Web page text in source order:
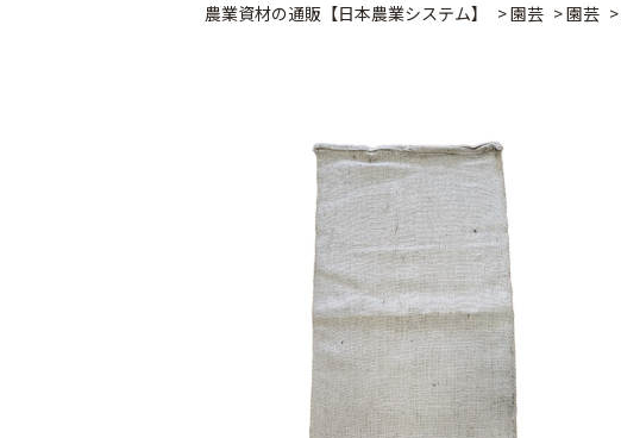
農業資材の通販【日本農業システム】 >園芸 >園芸 >